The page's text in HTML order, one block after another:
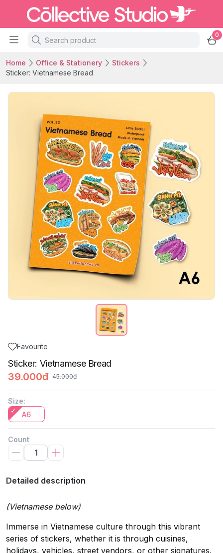
0
Home Office & Stationery
Stickers
Sticker: Vietnamese Bread
Favourite
Sticker: Vietnamese Bread
39.000đ 45.000đ
Size:
A6
Count
Detailed description
(Vietnamese below)
Immerse in Vietnamese culture through this vibrant
series of stickers, whether it is through cuisines,
holidays, vehicles, street vendors, or other signatures.